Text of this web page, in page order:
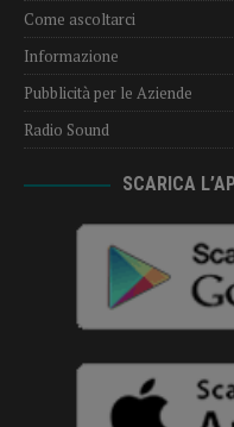
Come ascoltarci
Informazione
Pubblicità per le Aziende
Radio Sound
SCARICA